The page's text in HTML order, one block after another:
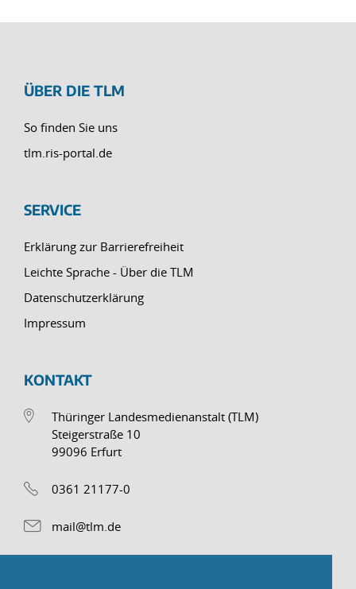
ÜBER DIE TLM
So finden Sie uns
tlm.ris-portal.de
SERVICE
Erklärung zur Barrierefreiheit
Leichte Sprache - Über die TLM
Datenschutzerklärung
Impressum
KONTAKT
Thüringer Landesmedienanstalt (TLM)
Steigerstraße 10
99096 Erfurt
0361 21177-0
mail@tlm.de